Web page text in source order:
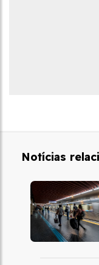
Notícias